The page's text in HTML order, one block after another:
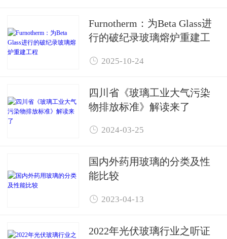
Furnotherm：为Beta Glass进
行的破纪录玻璃熔炉重建工
 2025-10-24
四川省《玻璃工业大气污染
物排放标准》解读来了
 2024-03-25
国内外药用玻璃的分类及性
能比较
 2023-04-13
2022年光伏玻璃行业之听证